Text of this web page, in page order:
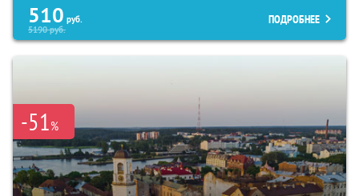
510 руб.
5190руб.
ПОДРОБНЕЕ
-51%